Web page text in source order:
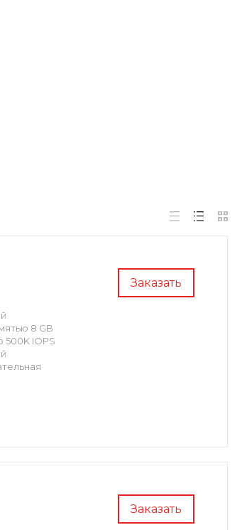
Заказать
8 GB
500K IOPS
Заказать